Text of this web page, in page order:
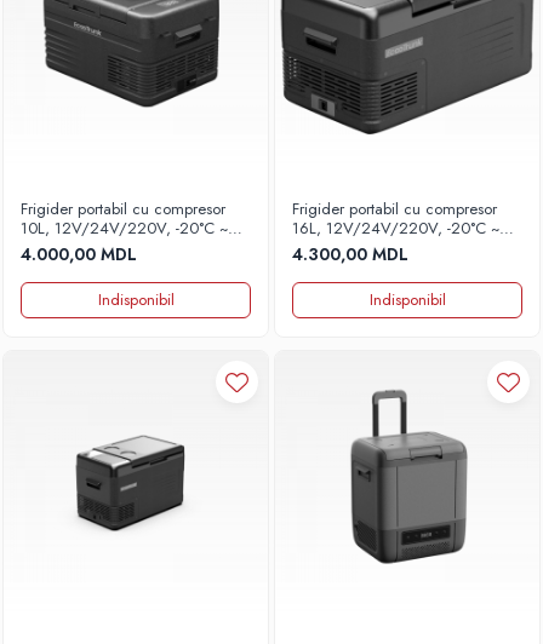
Frigider portabil cu compresor
10L, 12V/24V/220V, -20°C ~
+20°C, Mod ECO/MAX, model
A10
4.000,00 MDL
Indisponibil
Frigider portabil cu compresor
16L, 12V/24V/220V, -20°C ~
+20°C, Mod ECO/MAX, model
A16
4.300,00 MDL
Indisponibil